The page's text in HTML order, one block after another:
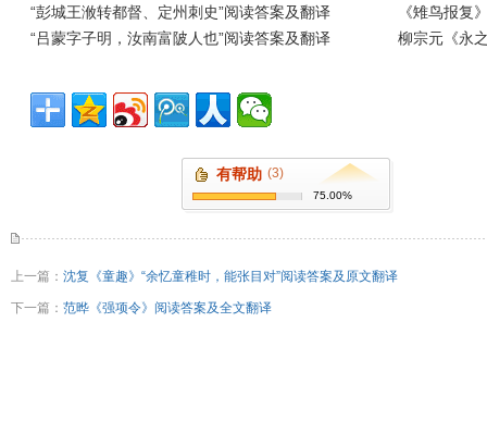
“彭城王浟转都督、定州刺史”阅读答案及翻译
《雉鸟报复
“吕蒙字子明，汝南富陂人也”阅读答案及翻译
柳宗元《永
有帮助 (3)
75.00%
上一篇： 沈复《童趣》“余忆童稚时，能张目对”阅读答案及原文翻译
下一篇： 范晔《强项令》阅读答案及全文翻译